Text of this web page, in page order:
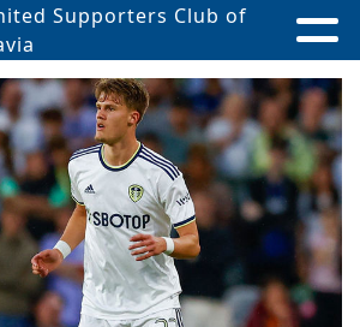
Supporters Club of